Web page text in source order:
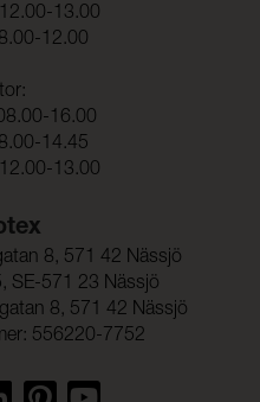
13.00
12.00
16.00
14.45
13.00
8, 571 42 Nässjö
SE-571 23 Nässjö
8, 571 42 Nässjö
556220-7752